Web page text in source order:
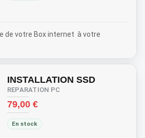
de votre Box internet à votre
En stock
INSTALLATION SSD
REPARATION PC
Prix
79,00 €